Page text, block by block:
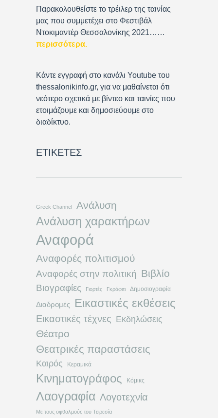
rΠαρακολουθείστε το τρέιλερ της ταινίας
μας που συμμετέχει στο Φεστιβάλ
Ντοκιμαντέρ Θεσσαλονίκης 2021……
περισσότερα.
Κάντε εγγραφή στο κανάλι Youtube του
thessalonikinfo.gr, για να μαθαίνεται ότι
νεότερο σχετικά με βίντεο και ταινίες που
ετοιμάζουμε και δημοσιεύουμε στο
διαδίκτυο.
ΕΤΙΚΈΤΕΣ
Greek Channel Ανάλυση
Ανάλυση χαρακτήρων
Αναφορά
Αναφορές πολιτισμού
Αναφορές στην πολιτική Βιβλίο
Βιογραφίες Γιορτές Γκράφιτι Δημοσιογραφία
Διαδρομές Εικαστικές εκθέσεις
Εικαστικές τέχνες Εκδηλώσεις
Θέατρο
Θεατρικές παραστάσεις
Καιρός Κεραμικά
Κινηματογράφος Κόμικς
Λαογραφία Λογοτεχνία
Με τους οφθαλμούς του Τειρεσία